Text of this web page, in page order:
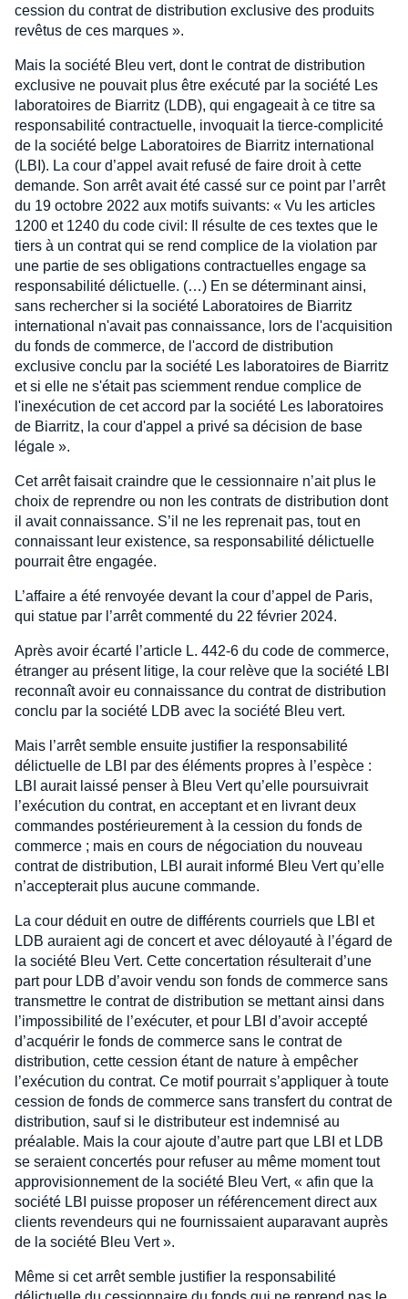
cession du contrat de distribution exclusive des produits
revêtus de ces marques ».
Mais la société Bleu vert, dont le contrat de distribution
exclusive ne pouvait plus être exécuté par la société Les
laboratoires de Biarritz (LDB), qui engageait à ce titre sa
responsabilité contractuelle, invoquait la tierce-complicité
de la société belge Laboratoires de Biarritz international
(LBI). La cour d’appel avait refusé de faire droit à cette
demande. Son arrêt avait été cassé sur ce point par l’arrêt
du 19 octobre 2022 aux motifs suivants: « Vu les articles
1200 et 1240 du code civil: Il résulte de ces textes que le
tiers à un contrat qui se rend complice de la violation par
une partie de ses obligations contractuelles engage sa
responsabilité délictuelle. (…) En se déterminant ainsi,
sans rechercher si la société Laboratoires de Biarritz
international n'avait pas connaissance, lors de l'acquisition
du fonds de commerce, de l'accord de distribution
exclusive conclu par la société Les laboratoires de Biarritz
et si elle ne s'était pas sciemment rendue complice de
l'inexécution de cet accord par la société Les laboratoires
de Biarritz, la cour d'appel a privé sa décision de base
légale ».
Cet arrêt faisait craindre que le cessionnaire n’ait plus le
choix de reprendre ou non les contrats de distribution dont
il avait connaissance. S’il ne les reprenait pas, tout en
connaissant leur existence, sa responsabilité délictuelle
pourrait être engagée.
L’affaire a été renvoyée devant la cour d’appel de Paris,
qui statue par l’arrêt commenté du 22 février 2024.
Après avoir écarté l’article L. 442-6 du code de commerce,
étranger au présent litige, la cour relève que la société LBI
reconnaît avoir eu connaissance du contrat de distribution
conclu par la société LDB avec la société Bleu vert.
Mais l’arrêt semble ensuite justifier la responsabilité
délictuelle de LBI par des éléments propres à l’espèce :
LBI aurait laissé penser à Bleu Vert qu’elle poursuivrait
l’exécution du contrat, en acceptant et en livrant deux
commandes postérieurement à la cession du fonds de
commerce ; mais en cours de négociation du nouveau
contrat de distribution, LBI aurait informé Bleu Vert qu’elle
n’accepterait plus aucune commande.
La cour déduit en outre de différents courriels que LBI et
LDB auraient agi de concert et avec déloyauté à l’égard de
la société Bleu Vert. Cette concertation résulterait d’une
part pour LDB d’avoir vendu son fonds de commerce sans
transmettre le contrat de distribution se mettant ainsi dans
l’impossibilité de l’exécuter, et pour LBI d’avoir accepté
d’acquérir le fonds de commerce sans le contrat de
distribution, cette cession étant de nature à empêcher
l’exécution du contrat. Ce motif pourrait s’appliquer à toute
cession de fonds de commerce sans transfert du contrat de
distribution, sauf si le distributeur est indemnisé au
préalable. Mais la cour ajoute d’autre part que LBI et LDB
se seraient concertés pour refuser au même moment tout
approvisionnement de la société Bleu Vert, « afin que la
société LBI puisse proposer un référencement direct aux
clients revendeurs qui ne fournissaient auparavant auprès
de la société Bleu Vert ».
Même si cet arrêt semble justifier la responsabilité